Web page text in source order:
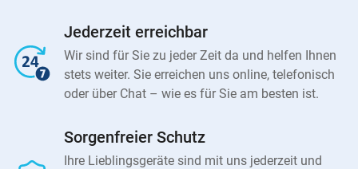
Jederzeit erreichbar
Wir sind für Sie zu jeder Zeit da und helfen Ihnen
stets weiter. Sie erreichen uns online, telefonisch
oder über Chat – wie es für Sie am besten ist.
Sorgenfreier Schutz
Ihre Lieblingsgeräte sind mit uns jederzeit und